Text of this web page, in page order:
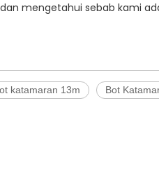
mengetahui sebab kami
katamaran 13m Bot